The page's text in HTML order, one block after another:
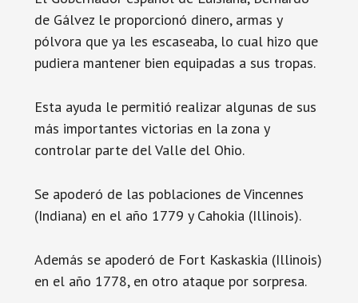
de Gálvez le proporcionó dinero, armas y
pólvora que ya les escaseaba, lo cual hizo que
pudiera mantener bien equipadas a sus tropas.
Esta ayuda le permitió realizar algunas de sus
más importantes victorias en la zona y
controlar parte del Valle del Ohio.
Se apoderó de las poblaciones de Vincennes
(Indiana) en el año 1779 y Cahokia (Illinois).
Además se apoderó de Fort Kaskaskia (Illinois)
en el año 1778, en otro ataque por sorpresa.